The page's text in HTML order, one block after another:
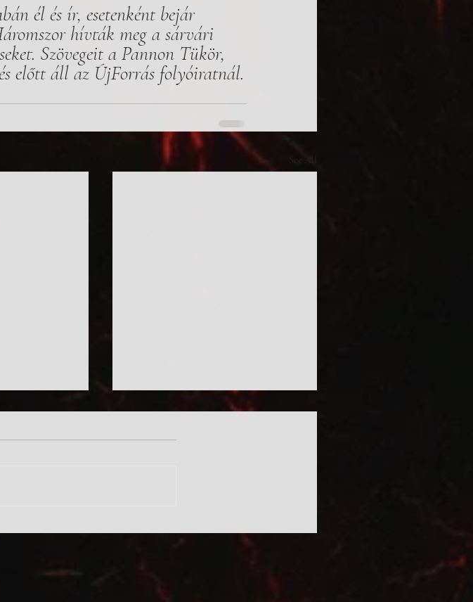
él és ír, esetenként bejár
hívták meg a sárvári
Szövegeit a Pannon Tükör,
előtt áll az ÚjForrás folyóiratnál.
See All